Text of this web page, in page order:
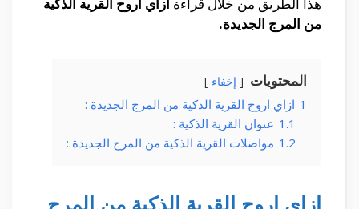
من المرج الجديدة.
المحتويات إخفاء
1 ازاي اروح القرية الذكية من المرج الجديدة :
1.1 عنوان القرية الذكية :
1.2 مواصلات القرية الذكية من المرج الجديدة :
ازاي اروح القرية الذكية من المرج